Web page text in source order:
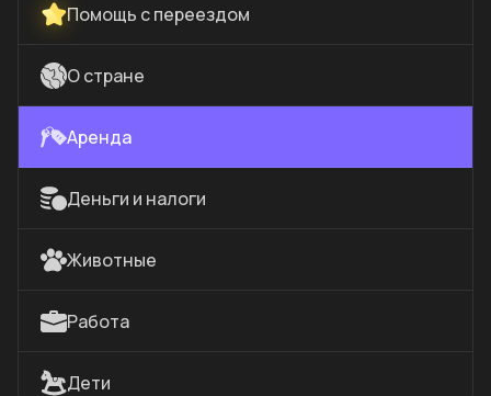
Помощь с переездом
О стране
Аренда
Деньги и налоги
Животные
Работа
Дети